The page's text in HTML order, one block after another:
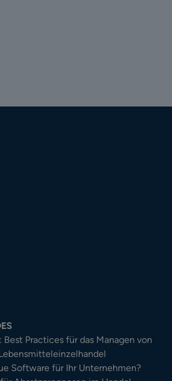
Best Practices für das Managen von
Software für Ihr Unternehmen?